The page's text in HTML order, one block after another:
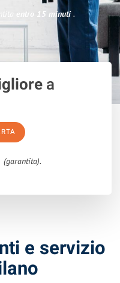
entro 15 minuti.
a
(garantita).
e servizio